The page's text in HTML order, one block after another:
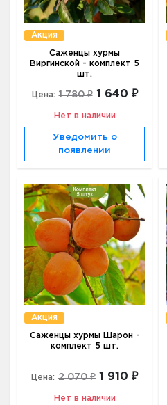
Акция
Саженцы хурмы
Виргинской - комплект 5
шт.
Цена: 1 780 ₽ 1 640 ₽
Нет в наличии
Уведомить о
появлении
Акция
Саженцы хурмы Шарон -
комплект 5 шт.
Цена: 2 070 ₽ 1 910 ₽
Нет в наличии